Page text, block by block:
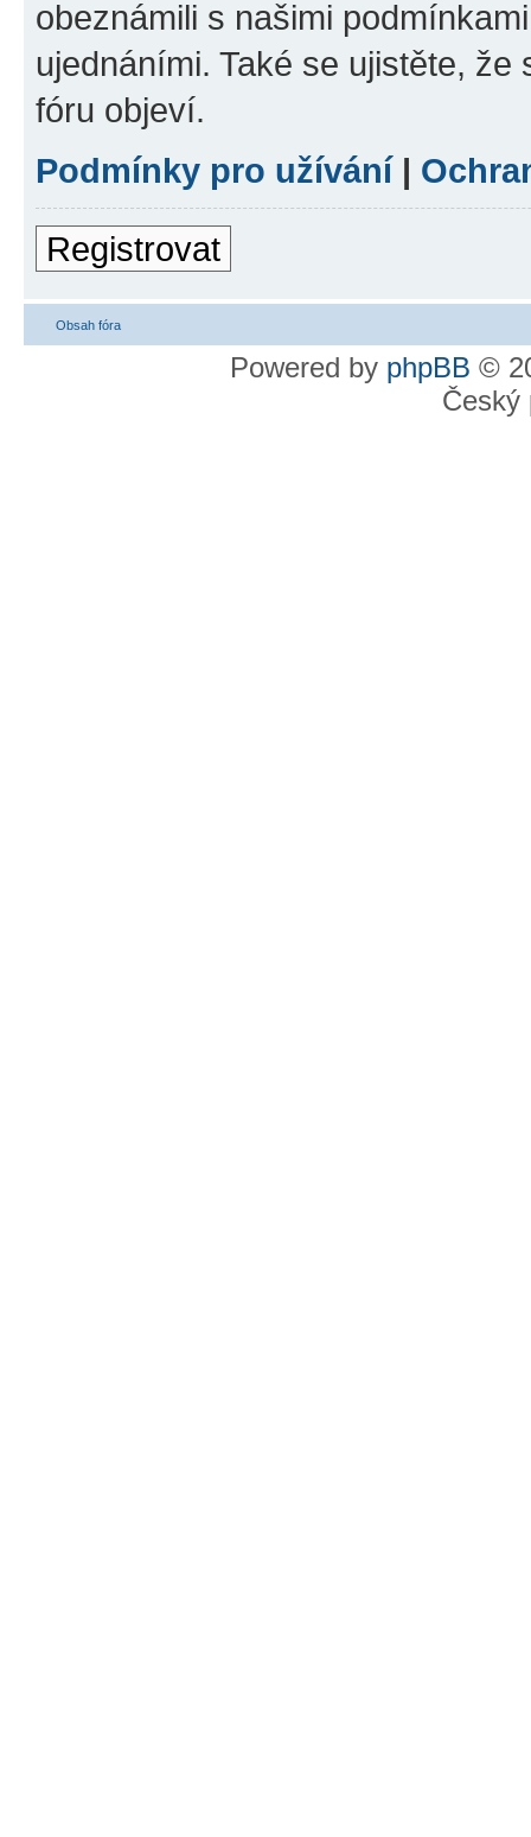
obeznámili s našimi
ujednáními. Také se ujistěte,
fóru objeví.
Podmínky pro užívání|
Registrovat
Obsah fóra
Powered by phpBB ©